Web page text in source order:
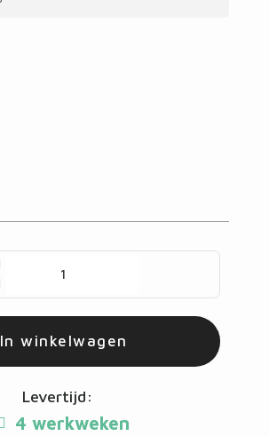
In winkelwagen
Levertijd:
4 werkweken